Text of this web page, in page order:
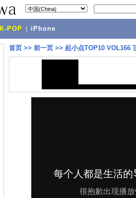
K-POP iPhone
首页 >> 前一页 >> 起小点TOP10 VOL166